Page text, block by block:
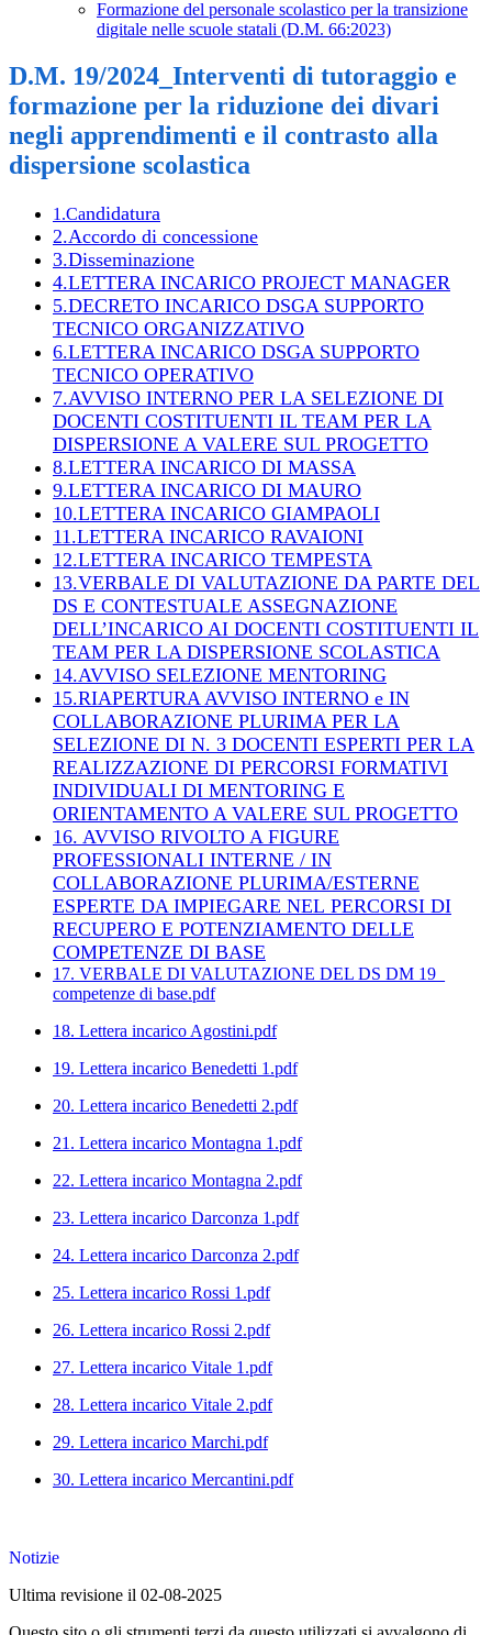
Formazione del personale scolastico per la transizione
digitale nelle scuole statali (D.M. 66:2023)
D.M. 19/2024_Interventi di tutoraggio e
formazione per la riduzione dei divari
negli apprendimenti e il contrasto alla
dispersione scolastica
1.Candidatura
2.Accordo di concessione
3.Disseminazione
4.LETTERA INCARICO PROJECT MANAGER
5.DECRETO INCARICO DSGA SUPPORTO
TECNICO ORGANIZZATIVO
6.LETTERA INCARICO DSGA SUPPORTO
TECNICO OPERATIVO
7.AVVISO INTERNO PER LA SELEZIONE DI
DOCENTI COSTITUENTI IL TEAM PER LA
DISPERSIONE A VALERE SUL PROGETTO
8.LETTERA INCARICO DI MASSA
9.LETTERA INCARICO DI MAURO
10.LETTERA INCARICO GIAMPAOLI
11.LETTERA INCARICO RAVAIONI
12.LETTERA INCARICO TEMPESTA
13.VERBALE DI VALUTAZIONE DA PARTE DEL
DS E CONTESTUALE ASSEGNAZIONE
DELL’INCARICO AI DOCENTI COSTITUENTI IL
TEAM PER LA DISPERSIONE SCOLASTICA
14.AVVISO SELEZIONE MENTORING
15.RIAPERTURA AVVISO INTERNO e IN
COLLABORAZIONE PLURIMA PER LA
SELEZIONE DI N. 3 DOCENTI ESPERTI PER LA
REALIZZAZIONE DI PERCORSI FORMATIVI
INDIVIDUALI DI MENTORING E
ORIENTAMENTO A VALERE SUL PROGETTO
16. AVVISO RIVOLTO A FIGURE
PROFESSIONALI INTERNE / IN
COLLABORAZIONE PLURIMA/ESTERNE
ESPERTE DA IMPIEGARE NEL PERCORSI DI
RECUPERO E POTENZIAMENTO DELLE
COMPETENZE DI BASE
17. VERBALE DI VALUTAZIONE DEL DS DM 19_
competenze di base.pdf
18. Lettera incarico Agostini.pdf
19. Lettera incarico Benedetti 1.pdf
20. Lettera incarico Benedetti 2.pdf
21. Lettera incarico Montagna 1.pdf
22. Lettera incarico Montagna 2.pdf
23. Lettera incarico Darconza 1.pdf
24. Lettera incarico Darconza 2.pdf
25. Lettera incarico Rossi 1.pdf
26. Lettera incarico Rossi 2.pdf
27. Lettera incarico Vitale 1.pdf
28. Lettera incarico Vitale 2.pdf
29. Lettera incarico Marchi.pdf
30. Lettera incarico Mercantini.pdf
Notizie
Ultima revisione il 02-08-2025